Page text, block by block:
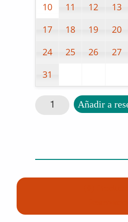
10 11 12 13
17
18 19 20
24
25 26 27
31
Cúter de dedo Nimble
Añadir a